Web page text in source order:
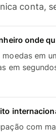
conta,
onde
moedas em
em
com